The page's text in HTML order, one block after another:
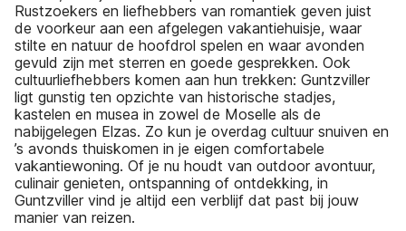
Rustzoekers en liefhebbers van romantiek geven juist
de voorkeur aan een afgelegen vakantiehuisje, waar
stilte en natuur de hoofdrol spelen en waar avonden
gevuld zijn met sterren en goede gesprekken. Ook
cultuurliefhebbers komen aan hun trekken: Guntzviller
ligt gunstig ten opzichte van historische stadjes,
kastelen en musea in zowel de Moselle als de
nabijgelegen Elzas. Zo kun je overdag cultuur snuiven en
’s avonds thuiskomen in je eigen comfortabele
vakantiewoning. Of je nu houdt van outdoor avontuur,
culinair genieten, ontspanning of ontdekking, in
Guntzviller vind je altijd een verblijf dat past bij jouw
manier van reizen.